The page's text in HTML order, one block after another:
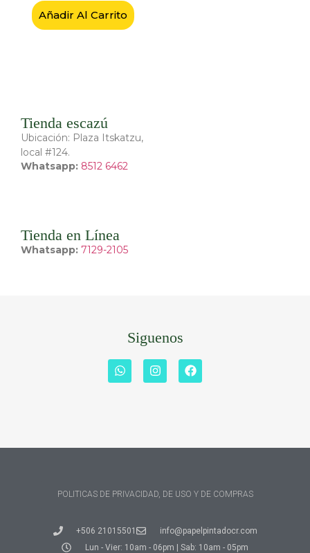
Añadir Al Carrito
Tienda escazú
Ubicación: Plaza Itskatzu,
local #124.
Whatsapp: 8512 6462
Tienda en Línea
Whatsapp: 7129-2105
Siguenos
POLITICAS DE PRIVACIDAD, DE USO Y DE COMPRAS
+506 21015501
info@papelpintadocr.com
Lun - Vier: 10am - 06pm | Sab: 10am - 05pm